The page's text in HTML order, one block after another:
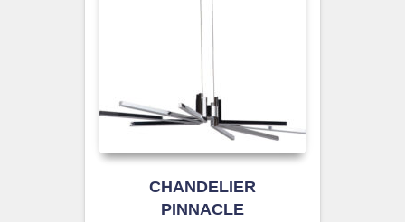
CHANDELIER
PINNACLE